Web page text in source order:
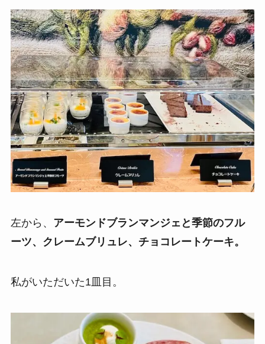
左から、 アーモンドブランマンジェと季節のフル
ーツ、クレームブリュレ、チョコレートケーキ。
私がいただいた1皿目。